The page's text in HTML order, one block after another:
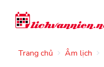
Trang chủ Âm lịch